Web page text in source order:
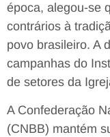
época, alegou-se
contrários à
povo brasileiro. A
campanhas do
de setores da
A Confederação
(CNBB) mantém